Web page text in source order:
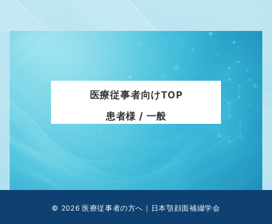
医療従事者向けTOP
患者様 / 一般
© 2026 医療従事者の方へ｜日本顎顔面補綴学会